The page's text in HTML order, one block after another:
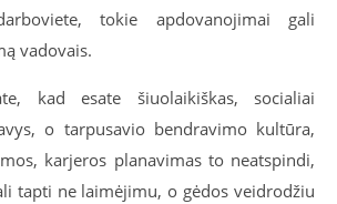
tokie apdovanojimai gali
vadovais.
kad esate šiuolaikiškas, socialiai
o tarpusavio bendravimo kultūra,
karjeros planavimas to neatspindi,
tapti ne laimėjimu, o gėdos veidrodžiu